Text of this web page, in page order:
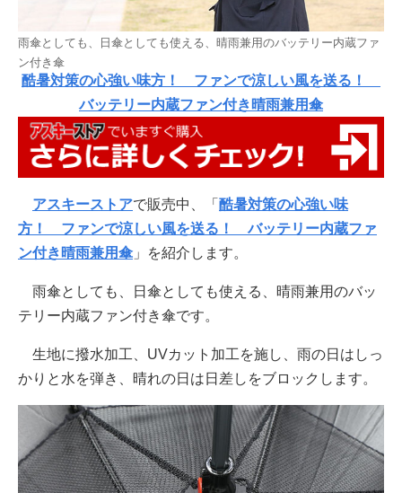
雨傘としても、日傘としても使える、晴雨兼用のバッテリー内蔵ファ
ン付き傘
酷暑対策の心強い味方！ ファンで涼しい風を送る！
バッテリー内蔵ファン付き晴雨兼用傘
アスキーストアで販売中、「 酷暑対策の心強い味
方！ ファンで涼しい風を送る！ バッテリー内蔵ファ
ン付き晴雨兼用傘」を紹介します。
雨傘としても、日傘としても使える、晴雨兼用のバッ
テリー内蔵ファン付き傘です。
生地に撥水加工、UVカット加工を施し、雨の日はしっ
かりと水を弾き、晴れの日は日差しをブロックします。